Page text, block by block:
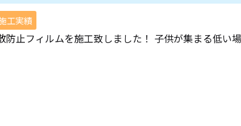
工実績
防止フィルムを施工致しました！ 子供が集まる低い